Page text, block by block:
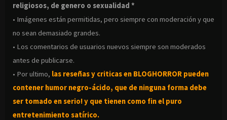
religiosos, de genero o sexualidad *
• Imágenes están permitidas, pero siempre con moderación y que
no sean demasiado grandes.
• Los comentarios de usuarios nuevos siempre son moderados
antes de publicarse.
• Por ultimo, las reseñas y criticas en BLOGHORROR pueden
contener humor negro-ácido, que de ninguna forma debe
ser tomado en serio! y que tienen como fin el puro
entretenimiento satírico.